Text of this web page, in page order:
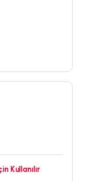
Kullanılır